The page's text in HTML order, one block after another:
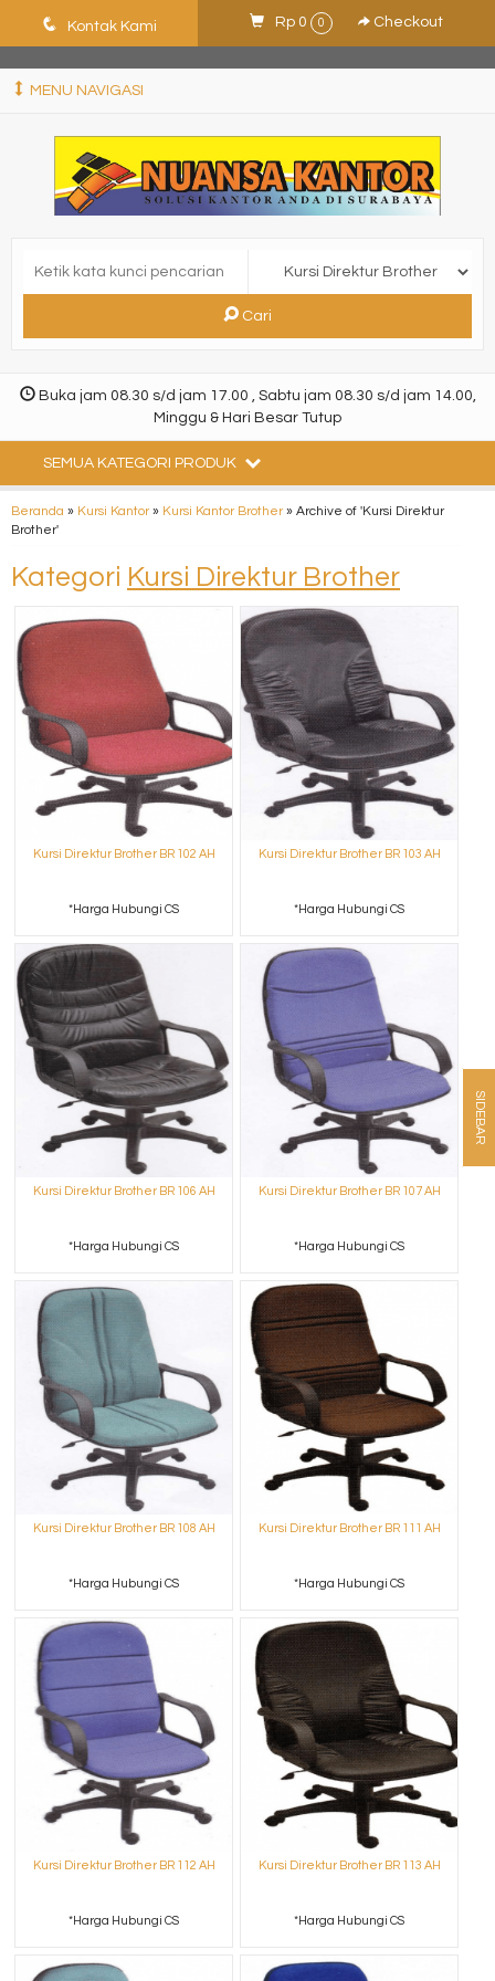
ShHJDjQkcPDuLJpz5vo9xB9ewDNF0CFUN1SBEXTVeWo
q Kontak Kami Rp 0 0 Checkout
MENU NAVIGASI
Cari
Buka jam 08.30 s/d jam 17.00 , Sabtu jam 08.30 s/d jam 14.00,
Minggu & Hari Besar Tutup
SEMUA KATEGORI PRODUK
Beranda » Kursi Kantor» Kursi Kantor Brother» Archive of 'Kursi Direktur
Brother'
Kategori Kursi Direktur Brother
Kursi Direktur Brother BR 102 AH
*Harga Hubungi CS
Kursi Direktur Brother BR 103 AH
*Harga Hubungi CS
Kursi Direktur Brother BR 106 AH
*Harga Hubungi CS
Kursi Direktur Brother BR 107 AH
*Harga Hubungi CS
Kursi Direktur Brother BR 108 AH
*Harga Hubungi CS
Kursi Direktur Brother BR 111 AH
*Harga Hubungi CS
Kursi Direktur Brother BR 112 AH
*Harga Hubungi CS
Kursi Direktur Brother BR 113 AH
*Harga Hubungi CS
SIDEBAR